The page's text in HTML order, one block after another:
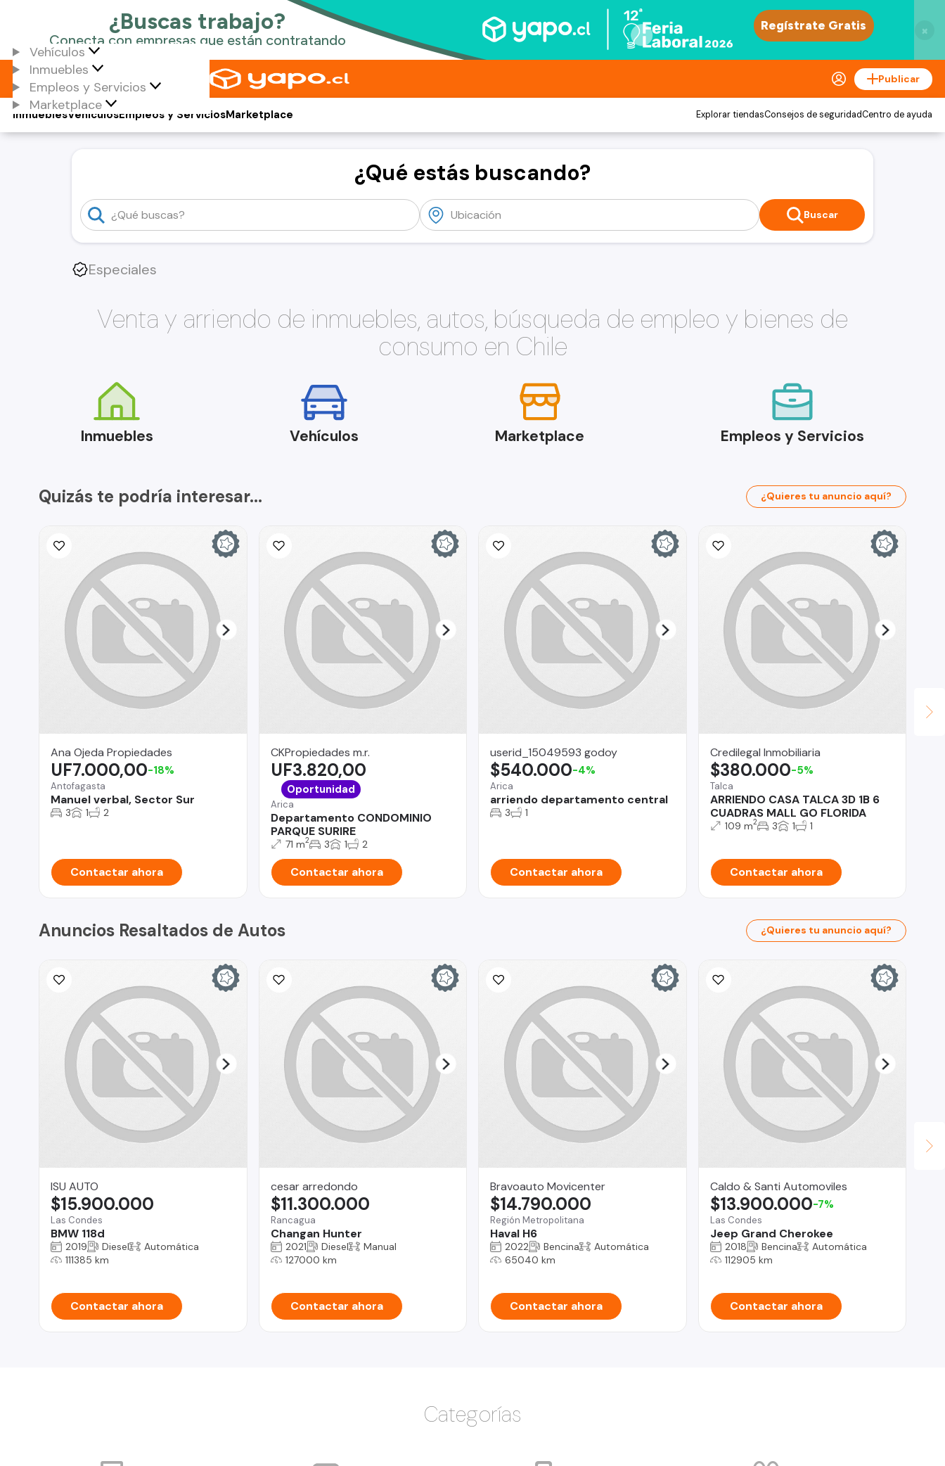
×
Vehículos
Inmuebles
Empleos y Servicios
Marketplace
Publicar
Vehículos
Inmuebles Empleos y ServiciosMarketplace Explorar tiendasConsejos de seguridadCentro de ayuda
¿Qué estás buscando?
Buscar
Especiales
Venta y arriendo de inmuebles, autos, búsqueda de empleo y bienes de
consumo en Chile
Inmuebles Vehículos Marketplace Empleos y Servicios
Quizás te podría interesar... ¿Quieres tu anuncio aquí?
Ana Ojeda Propiedades
Antofagasta
Manuel verbal, Sector Sur
UF7.000,00-18%
3 1 2
Contactar ahora
CKPropiedades m.r.
Arica
Departamento CONDOMINIO
PARQUE SURIRE
UF3.820,00
Oportunidad
71 m2 3 1 2
Contactar ahora
userid_15049593 godoy
Arica
arriendo departamento central
$540.000-4%
3 1
Contactar ahora
Credilegal Inmobiliaria
Talca
ARRIENDO CASA TALCA 3D 1B 6
CUADRAS MALL GO FLORIDA
$380.000-5%
109 m2 3 1 1
Contactar ahora
Anuncios Resaltados de Autos ¿Quieres tu anuncio aquí?
ISU AUTO
Las Condes
BMW 118d
$15.900.000
2019 Diesel
Automática
111385 km
Contactar ahora
cesar arredondo
Rancagua
Changan Hunter
$11.300.000
2021 Diesel
Manual
127000 km
Contactar ahora
Bravoauto Movicenter
Región Metropolitana
Haval H6
$14.790.000
2022 Bencina
Automática
65040 km
Contactar ahora
Caldo & Santi Automoviles
Las Condes
Jeep Grand Cherokee
$13.900.000-7%
2018 Bencina
Automática
112905 km
Contactar ahora
Categorías